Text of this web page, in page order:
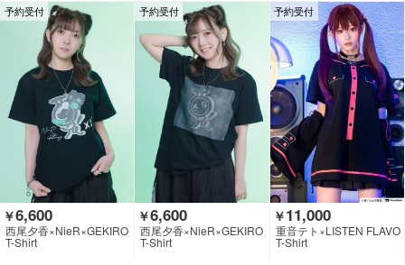
予約受付
￥6,600
西尾夕香×NieR×GEKIRO
CK CLOTHING
T-Shirt
予約受付
￥6,600
西尾夕香×NieR×GEKIRO
CK CLOTHING
T-Shirt
予約受付
￥11,000
重音テト×LISTEN FLAVO
R
T-Shirt